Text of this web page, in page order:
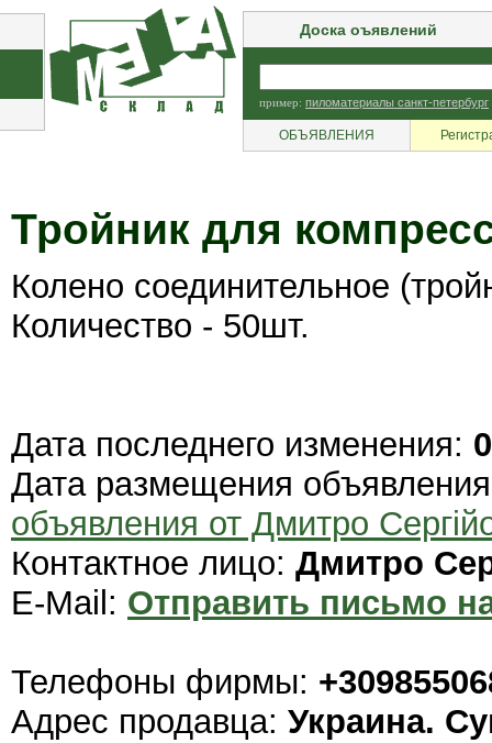
Доска оъявлений
пример: пиломатериалы санкт-петербург
ОБЪЯВЛЕНИЯ
Тройник для
Колено соединительное
Количество - 50шт.
Дата последнего изменения:
Дата размещения
объявления от Дмитро
Контактное лицо: Дмитро
E-Mail: Отправить письмо
Телефоны фирмы:
Адрес продавца: Украина.